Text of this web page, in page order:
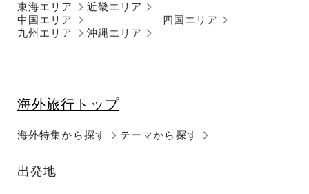
東海エリア
近畿エリア
中国エリア
四国エリア
九州エリア
沖縄エリア
海外旅行トップ
海外特集から探す テーマから探す
出発地